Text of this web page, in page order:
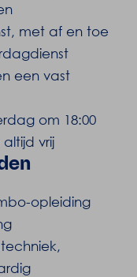
met af en toe
een vast
om 18:00
vrij
opleiding